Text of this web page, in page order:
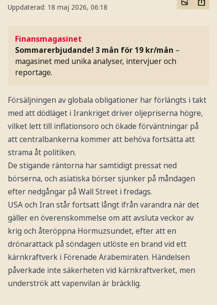
Uppdaterad: 18 maj 2026, 06:18
Finansmagasinet
Sommarerbjudande! 3 mån för 19 kr/mån –
magasinet med unika analyser, intervjuer och
reportage.
Försäljningen av globala obligationer har förlängts i takt
med att dödläget i Irankriget driver oljepriserna högre,
vilket lett till inflationsoro och ökade förväntningar på
att centralbankerna kommer att behöva fortsätta att
strama åt politiken.
De stigande räntorna har samtidigt pressat ned
börserna, och asiatiska börser sjunker på måndagen
efter nedgångar på Wall Street i fredags.
USA och Iran står fortsatt långt ifrån varandra när det
gäller en överenskommelse om att avsluta veckor av
krig och återöppna Hormuzsundet, efter att en
drönarattack på söndagen utlöste en brand vid ett
kärnkraftverk i Förenade Arabemiraten. Händelsen
påverkade inte säkerheten vid kärnkraftverket, men
underströk att vapenvilan är bräcklig.